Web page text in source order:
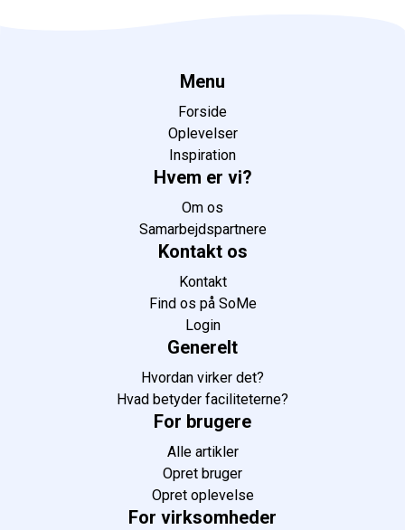
Menu
Forside
Oplevelser
Inspiration
Hvem er vi?
Om os
Samarbejdspartnere
Kontakt os
Kontakt
Find os på SoMe
Login
Generelt
Hvordan virker det?
Hvad betyder faciliteterne?
For brugere
Alle artikler
Opret bruger
Opret oplevelse
For virksomheder